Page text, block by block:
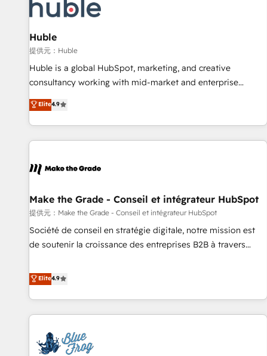
Award 🏆2022 Platform Migration Excellence Impact Award
🏆2020 Elite Solutions Partner 🏆2019 Integrations HubSpot
Impact Award 🏆2019 Marketing Enablement HubSpot
Impact Award 🏆2018 Website Design HubSpot Impact
Award 🏆2017 Website Design HubSpot Impact Award 🏆
2016 Growth-Driven Design Agency of the Year 🏆2016
Driven Design Agency of the Year 🏆2015 Became the 5th
Agency to reach Diamond 🏆2014 HubSpot COS
Became a HubSpot Partner 📆Founded in 1997
Huble
提供元：Huble
Huble is a global HubSpot, marketing, and creative
consultancy working with mid-market and enterprise
businesses. We go beyond implementation, shaping the
strategy, processes, and teams that turn HubSpot into a
genuine growth engine. Named HubSpot's Global Partner of
the Year in 2024, consistently ranked among their top 5
ecosystem, Huble has built a track record that speaks for
offices and consulting teams in the UK, USA, Canada,
Germany, France, Belgium, Singapore, and South Africa.
Certified compliant with ISO/IEC 27001:2022 and ISO
9001:2015 across all seven international offices and 175+
Elite4.9
Make the Grade - Conseil et intégrateur HubSpot
提供元：Make the Grade - Conseil et intégrateur HubSpot
Société de conseil en stratégie digitale, notre mission est
de soutenir la croissance des entreprises B2B à travers
développement des revenus auprès de vos comptes
existants. En France et à l'international, nous travaillons
avec des ETI ambitieuses, des grands groupes voulant aller
au-delà d’une simple transformation digitale et des startups
florissantes. Nos 3 grandes expertises sont : ➤ L’intégration
de CRM et de méthodologie RevOps pour aligner les
Elite4.9